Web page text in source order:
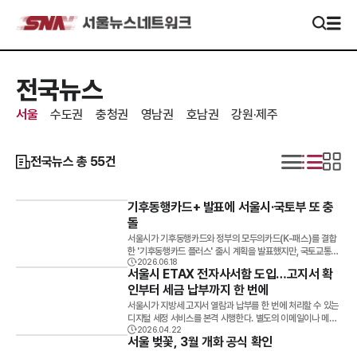
전국뉴스
서울 수도권 충청권 영남권 호남권 강원·제주
전국뉴스 총 55건
기후동행카드+ 발표에 서울시·국토부 또 충
돌
서울시가 기후동행카드와 정부의 모두의카드(K-패스)를 결합
한 '기후동행카드 플러스' 출시 계획을 발표했지만, 국토교통부
가 즉각 사실과 다르다고 반박하면서 양측이 다시 충돌했다. 단
순한 정책 설명 차원을 넘어 교통복지 정책의 주도권과 예산 부
담 문제를 둘러싼 갈등이라는 해석도 나온다.서울시는 17일 기
후동행카드와 정부의 모두의카드 혜택을 결합한 '기후동행카드
플러스'를 오는 9월부터 운영하겠다고 밝혔다.서울시는 기존
기후동행카드의 무제한 정액권 기능에 모두의카드의 환급 혜택
을 더해 이용자에게 가장 유리한 방식이 자동 적용되는 통합형
2026.06.18
서울시 ETAX 전자사서함 도입…고지서 확
인부터 세금 납부까지 한 번에
서울시가 지방세 고지서 열람과 납부를 한 번에 처리할 수 있는
디지털 세정 서비스를 본격 시행한다. 별도의 이메일이나 메신
저 앱을 거치지 않고 서울시 세금납부 시스템 안에서 바로 확인
하고 납부할 수 있도록 절차를 단순화한 것이 핵심이다. 서울시
2026.04.22
서울 벚꽃, 3월 개화 공식 확인